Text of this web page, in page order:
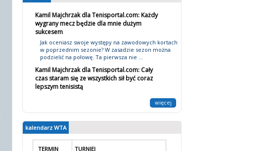
Kamil Majchrzak dla Tenisportal.com: Każdy
wygrany mecz będzie dla mnie dużym
sukcesem
Jak oceniasz swoje występy na zawodowych kortach
w poprzednim sezonie? W zasadzie sezon można
podzielić na połowę. Ta pierwsza nie ...
Kamil Majchrzak dla Tenisportal.com: Cały
czas staram się ze wszystkich sił być coraz
lepszym tenisistą
więcej
kalendarz WTA
TERMIN TURNIEJ